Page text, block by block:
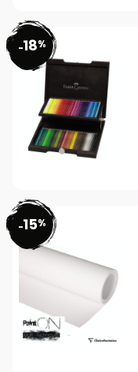
-18%
-15%